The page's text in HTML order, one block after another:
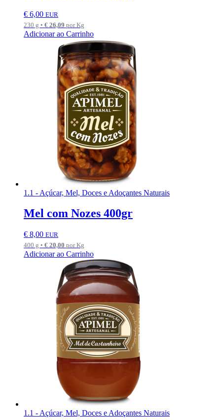
€ 6,00 EUR
230 g • € 26,09 por Kg
Adicionar ao Carrinho
1.1 - Açúcar, Mel, Doces e Adoçantes Naturais
Mel com Nozes 400gr
€ 8,00 EUR
400 g • € 20,00 por Kg
Adicionar ao Carrinho
1.1 - Açúcar, Mel, Doces e Adoçantes Naturais